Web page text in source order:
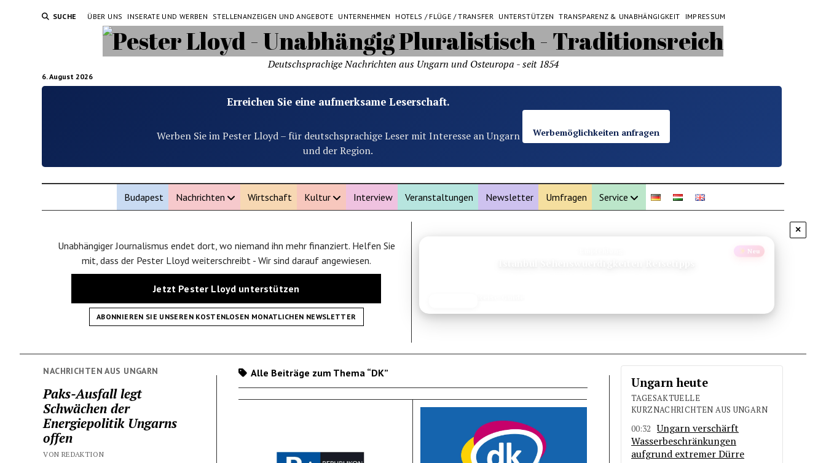
SUCHE ÜBER UNS INSERATE UND WERBEN STELLENANZEIGEN UND ANGEBOTE UNTERNEHMEN HOTELS / FLÜGE / TRANSFER UNTERSTÜTZEN TRANSPARENZ & UNABHÄNGIGKEIT IMPRESSUM
6. August 2026
Deutschsprachige Nachrichten aus Ungarn und Osteuropa - seit 1854
Erreichen Sie eine aufmerksame Leserschaft.
Werben Sie im Pester Lloyd – für deutschsprachige Leser mit Interesse an Ungarn
und der Region.
Werbemöglichkeiten anfragen
Budapest Nachrichten Wirtschaft Kultur Interview Veranstaltungen Newsletter Umfragen Service
×
Unabhängiger Journalismus endet dort, wo niemand ihn mehr finanziert. Helfen Sie
mit, dass der Pester Lloyd weiterschreibt - Wir sind darauf angewiesen.
Jetzt Pester Lloyd unterstützen
ABONNIEREN SIE UNSEREN KOSTENLOSEN MONATLICHEN NEWSLETTER
Neu
NACHRICHTEN AUS UNGARN
Paks-Ausfall legt
Schwächen der
Energiepolitik Ungarns
offen
VON REDAKTION
Alle Beiträge zum Thema “DK”
Ungarn heute
TAGESAKTUELLE
KURZNACHRICHTEN AUS UNGARN
00:32
Ungarn verschärft
Wasserbeschränkungen
aufgrund extremer Dürre